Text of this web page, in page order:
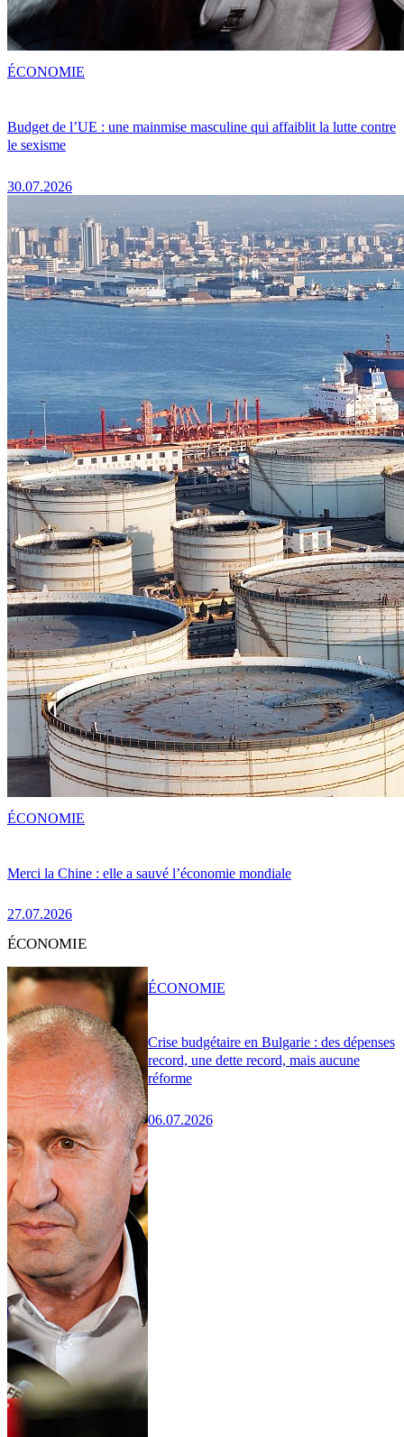
Budget de l’UE : une mainmise masculine qui affaiblit la lutte contre
le sexisme
30.07.2026
ÉCONOMIE
Merci la Chine : elle a sauvé l’économie mondiale
27.07.2026
ÉCONOMIE
ÉCONOMIE
Crise budgétaire en Bulgarie : des dépenses
record, une dette record, mais aucune
réforme
06.07.2026
ÉCONOMIE